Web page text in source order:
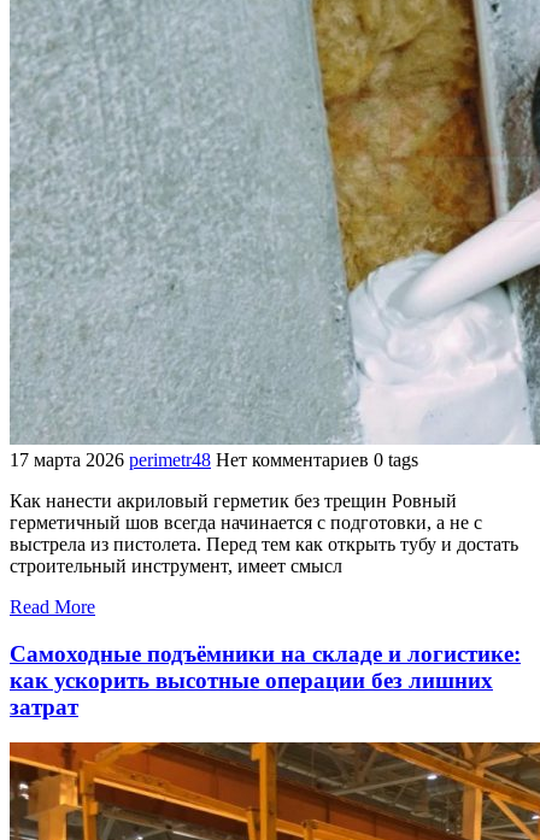
17 марта 2026 perimetr48 Нет комментариев 0 tags
Как нанести акриловый герметик без трещин Ровный
герметичный шов всегда начинается с подготовки, а не с
выстрела из пистолета. Перед тем как открыть тубу и достать
строительный инструмент, имеет смысл
Read More
Самоходные подъёмники на складе и логистике:
как ускорить высотные операции без лишних
затрат